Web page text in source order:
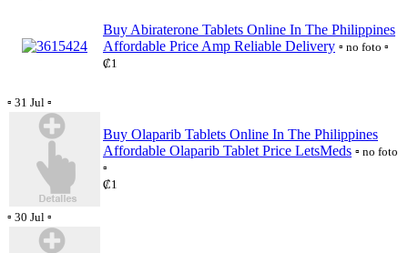
Buy Abiraterone Tablets Online In The Philippines
Affordable Price Amp Reliable Delivery ▫️ no foto ▫️
₡1
▫️ 31 Jul ▫️
Buy Olaparib Tablets Online In The Philippines
Affordable Olaparib Tablet Price LetsMeds ▫️ no foto
▫️
₡1
▫️ 30 Jul ▫️